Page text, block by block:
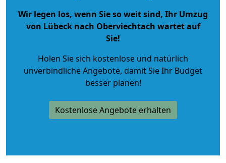
Wir legen los, wenn Sie so weit sind, Ihr Umzug
von Lübeck nach Oberviechtach wartet auf
Sie!
Holen Sie sich kostenlose und natürlich
unverbindliche Angebote, damit Sie Ihr Budget
besser planen!
Kostenlose Angebote erhalten